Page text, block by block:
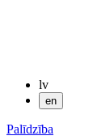
lv
en
Palīdzība